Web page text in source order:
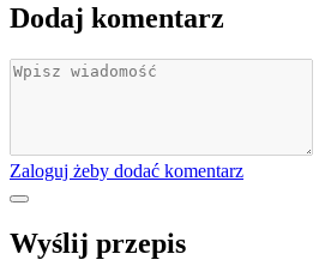
Dodaj komentarz
Zaloguj żeby dodać komentarz
Wyślij przepis